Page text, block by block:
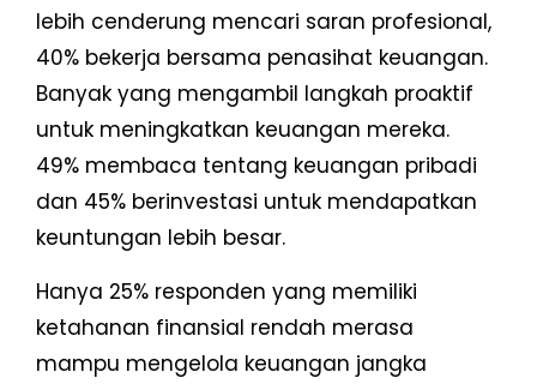
lebih cenderung mencari saran profesional,
40% bekerja bersama penasihat keuangan.
Banyak yang mengambil langkah proaktif
untuk meningkatkan keuangan mereka.
49% membaca tentang keuangan pribadi
dan 45% berinvestasi untuk mendapatkan
keuntungan lebih besar.
Hanya 25% responden yang memiliki
ketahanan finansial rendah merasa
mampu mengelola keuangan jangka